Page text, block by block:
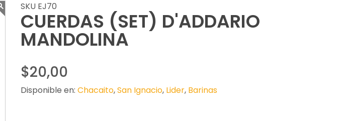
SKU EJ70
CUERDAS (SET) D'ADDARIO
MANDOLINA
$20,00
Disponible en: Chacaito,San Ignacio, Lider, Barinas